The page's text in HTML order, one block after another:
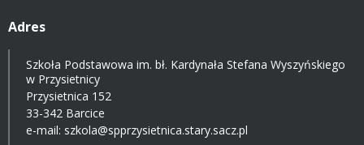
Adres
Szkoła Podstawowa im. bł. Kardynała Stefana Wyszyńskiego
w Przysietnicy
Przysietnica 152
33-342 Barcice
e-mail: szkola@spprzysietnica.stary.sacz.pl